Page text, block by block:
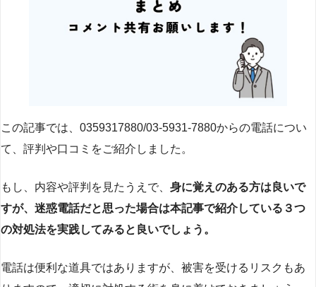
この記事では、0359317880/03-5931-7880からの電話につい
て、評判や口コミをご紹介しました。
もし、内容や評判を見たうえで、 身に覚えのある方は良いで
すが、迷惑電話だと思った場合は本記事で紹介している３つ
の対処法を実践してみると良いでしょう。
電話は便利な道具ではありますが、被害を受けるリスクもあ